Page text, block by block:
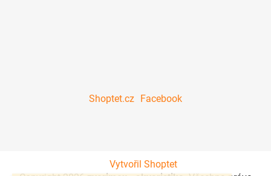
Shoptet.cz Facebook
Vytvořil Shoptet